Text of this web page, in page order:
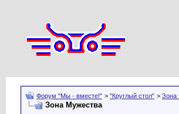
Форум "Мы - вместе!" > "Круглый стол" > Зона
Зона Мужества